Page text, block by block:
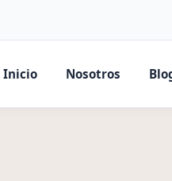
Inicio Nosotros